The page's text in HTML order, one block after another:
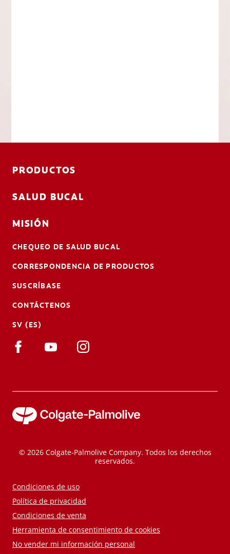
PRODUCTOS
SALUD BUCAL
MISIÓN
CHEQUEO DE SALUD BUCAL
CORRESPONDENCIA DE PRODUCTOS
SUSCRÍBASE
CONTÁCTENOS
SV (ES)
© 2026 Colgate-Palmolive Company. Todos los derechos
reservados.
Condiciones de uso
Política de privacidad
Condiciones de venta
Herramienta de consentimiento de cookies
No vender mi información personal